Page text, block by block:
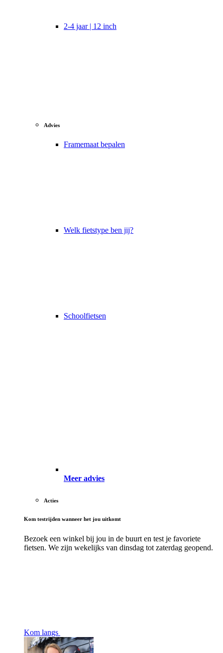
2-4 jaar | 12 inch
Advies
Framemaat bepalen
Welk fietstype ben jij?
Schoolfietsen
Meer advies
Acties
Kom testrijden wanneer het jou uitkomt
Bezoek een winkel bij jou in de buurt en test je favoriete
fietsen. We zijn wekelijks van dinsdag tot zaterdag geopend.
Kom langs